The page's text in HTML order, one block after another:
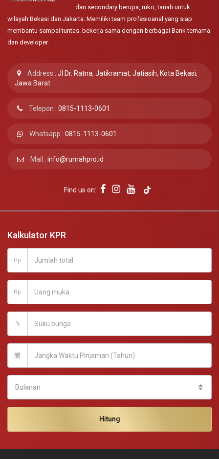
dan secondary berupa, ruko, tanah untuk
wilayah Bekasi dan Jakarta. Memiliki team profesioanal yang siap
membantu sampai tuntas. bekerja sama dengan berbagai Bank ternama
dan developer.
Address : Jl Dr. Ratna, Jatikramat, Jatiasih, Kota Bekasi,
Jawa Barat
Telepon : 0815-1113-0601
Whatsapp : 0815-1113-0601
Mail : info@rumahpro.id
Find us on:
Kalkulator KPR
Rp
Rp
%
Bulanan
Hitung